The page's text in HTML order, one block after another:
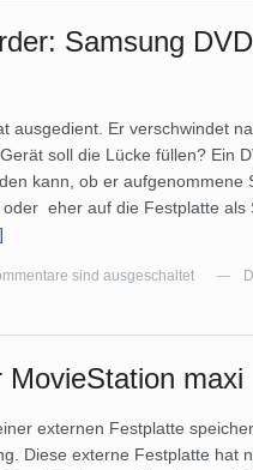
Samsung
ausgedient. Er verschwindet
soll die Lücke füllen? Ein
kann, ob er aufgenommene
eher auf die Festplatte als
sind ausgeschaltet —
maxi
externen Festplatte
Diese externe Festplatte hat